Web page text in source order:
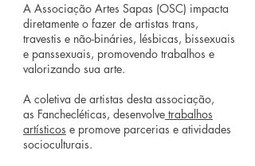
A Associação Artes Sapas (OSC) impacta
diretamente o fazer de artistas trans,
travestis e não-bináries, lésbicas, bissexuais
e panssexuais, promovendo trabalhos e
valorizando sua arte.
A coletiva de artistas desta associação,
as Fanchecléticas, desenvolve trabalhos
artísticos e promove parcerias e atividades
socioculturais.